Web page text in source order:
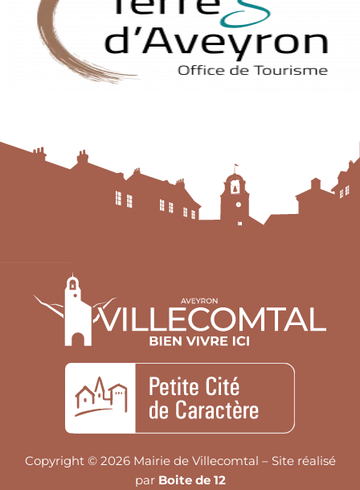
Copyright © 2026 Mairie de Villecomtal – Site réalisé
par Boite de 12